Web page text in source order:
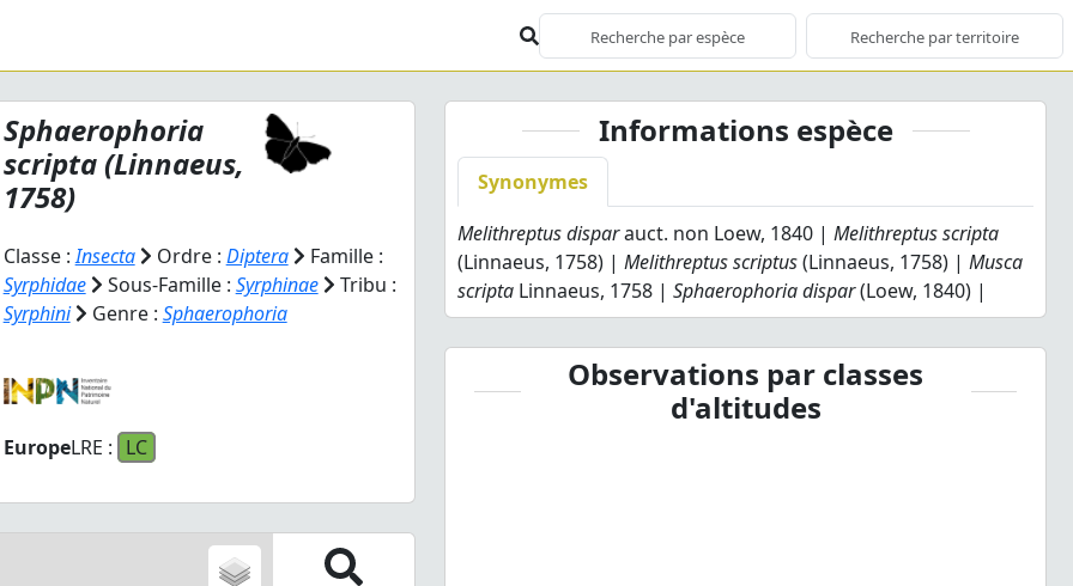
Sphaerophoria
scripta(Linnaeus,
1758)
Classe :Insecta Ordre : Diptera
Famille :
Syrphidae
Sous-Famille : Syrphinae
Tribu :
Syrphini
Genre : Sphaerophoria
EuropeLRE : LC
Informations espèce
Synonymes
Melithreptus disparauct. non Loew, 1840 |Melithreptus scripta
(Linnaeus, 1758) |Melithreptus scriptus(Linnaeus, 1758) |Musca
scripta Linnaeus, 1758 |Sphaerophoria dispar(Loew, 1840) |
Observations par classes
d'altitudes